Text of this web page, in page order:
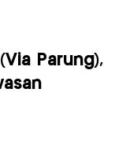
Parung),